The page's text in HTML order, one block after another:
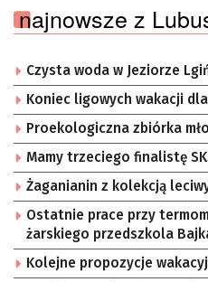
najnowsze z
Czysta woda w Jeziorze
Koniec ligowych wakacji
Proekologiczna zbiórka
Mamy trzeciego finalistę
Żaganianin z kolekcją
Ostatnie prace przy
żarskiego przedszkola
Kolejne propozycje